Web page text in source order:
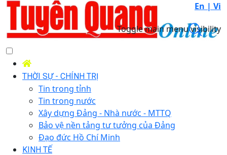
En | Vi
Toggle main menu visibility
THỜI SỰ - CHÍNH TRỊ
Tin trong tỉnh
Tin trong nước
Xây dựng Đảng - Nhà nước - MTTQ
Bảo vệ nền tảng tư tưởng của Đảng
Đạo đức Hồ Chí Minh
KINH TẾ